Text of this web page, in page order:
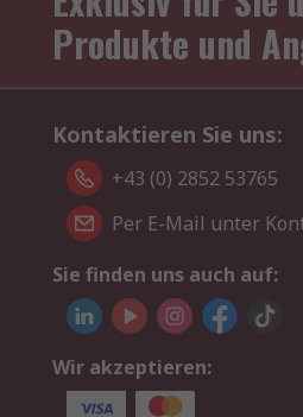
Produkte und
Kontaktieren Sie uns:
+43 (0) 2852 53765
Per E-Mail unter
Sie finden uns auch auf:
Wir akzeptieren: